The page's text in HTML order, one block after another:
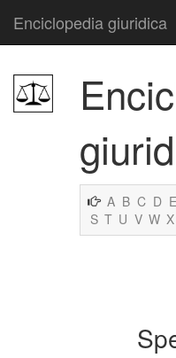
Enciclopedia giuridica
A B C D E
S T U V W X